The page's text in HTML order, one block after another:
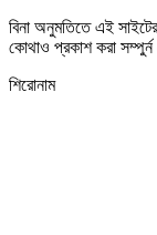
বিনা অনুমতিতে এই
কোথাও প্রকাশ করা
শিরোনাম